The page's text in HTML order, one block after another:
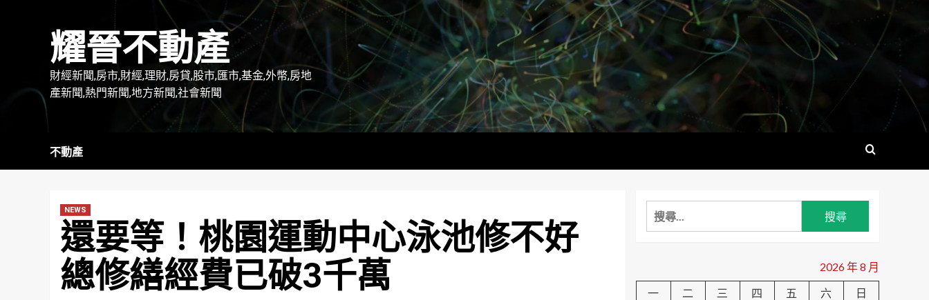
耀晉不動產
財經新聞,房市,財經,理財,房貸,股市,匯市,基金,外幣,房地
產新聞,熱門新聞,地方新聞,社會新聞
不動產
NEWS
還要等！桃園運動中心泳池修不好
總修繕經費已破3千萬
搜
尋
字:
2026 年 8 月
一
二 三 四 五 六
日